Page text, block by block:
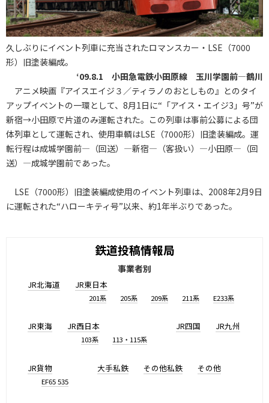
久しぶりにイベント列車に充当されたロマンスカー・LSE（7000
形）旧塗装編成。
‘09.8.1 小田急電鉄小田原線 玉川学園前―鶴川
アニメ映画『アイスエイジ３／ティラノのおとしもの』とのタイ
アップイベントの一環として、8月1日に“「アイス・エイジ3」号”が
新宿→小田原で片道のみ運転された。この列車は事前公募による団
体列車として運転され、使用車輌はLSE（7000形）旧塗装編成。運
転行程は成城学園前―（回送）―新宿―（客扱い）―小田原―（回
送）―成城学園前であった。
LSE（7000形）旧塗装編成使用のイベント列車は、2008年2月9日
に運転された“ハローキティ号”以来、約1年半ぶりであった。
鉄道投稿情報局
事業者別
JR北海道 JR東日本
201系 205系 209系 211系 E233系
JR東海 JR西日本
103系 113・115系
JR四国 JR九州
JR貨物
EF65 535
大手私鉄 その他私鉄 その他